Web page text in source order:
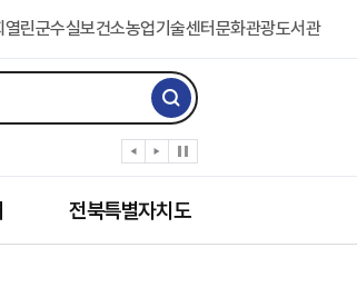
열린군수실보건소농업기술센터문화관광도서관
인”
전북특별자치도